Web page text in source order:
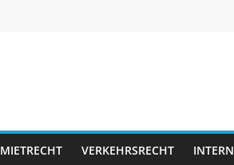
MIETRECHT VERKEHRSRECHT